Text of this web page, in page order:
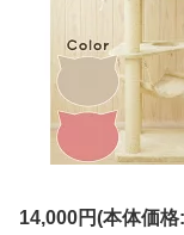
14,000円(本体価